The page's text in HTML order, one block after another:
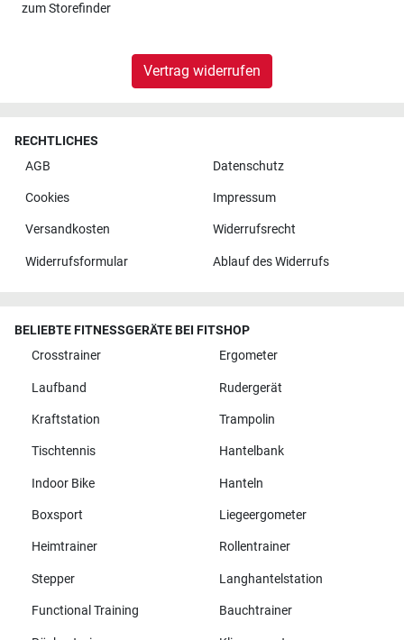
zumStorefinder
Vertrag widerrufen
RECHTLICHES
AGB
Datenschutz
Cookies Impressum
Versandkosten Widerrufsrecht
Widerrufsformular Ablauf des Widerrufs
BELIEBTE FITNESSGERÄTE BEI FITSHOP
Crosstrainer
Ergometer
Laufband Rudergerät
Kraftstation Trampolin
Tischtennis Hantelbank
Indoor Bike Hanteln
Boxsport Liegeergometer
Heimtrainer Rollentrainer
Stepper Langhantelstation
Functional Training Bauchtrainer